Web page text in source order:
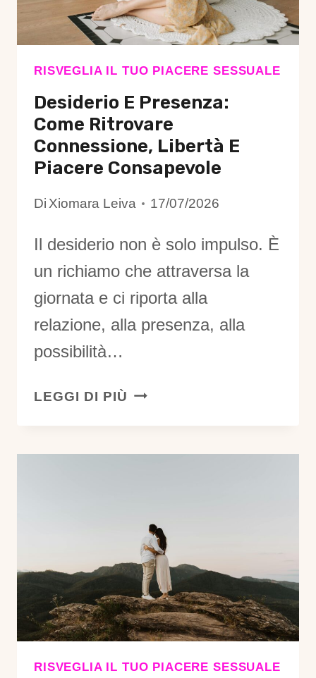
NELLA
RELAZIONE
DI
COPPIA
RISVEGLIA IL TUO PIACERE SESSUALE
Desiderio E Presenza:
Come Ritrovare
Connessione, Libertà E
Piacere Consapevole
Di Xiomara Leiva 17/07/2026
Il desiderio non è solo impulso. È
un richiamo che attraversa la
giornata e ci riporta alla
relazione, alla presenza, alla
possibilità…
LEGGI DI PIÙ DESIDERIO
COME
PIACERE
CONSAPEVOLE
RISVEGLIA IL TUO PIACERE SESSUALE